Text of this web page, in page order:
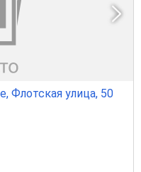
Флотская улица, 50